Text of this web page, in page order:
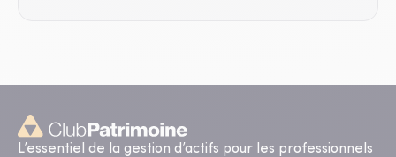
L’essentiel de la gestion d’actifs pour les professionnels